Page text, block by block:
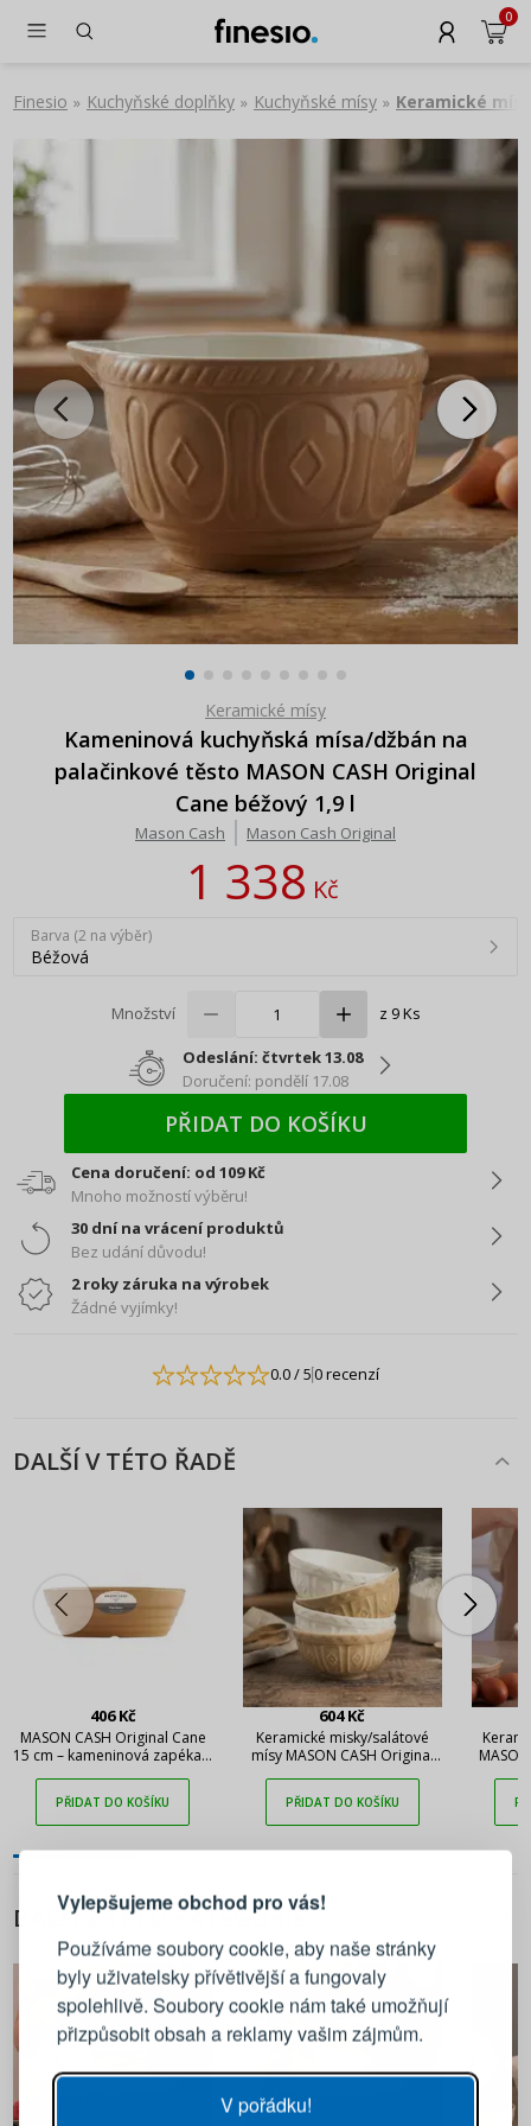
Vylepšujeme obchod pro vás!
Používáme soubory cookie, aby naše stránky
byly uživatelsky přívětivější a fungovaly
spolehlivě. Soubory cookie nám také umožňují
přizpůsobit obsah a reklamy vašim zájmům.
V pořádku!
0
Finesio » Kuchyňské doplňky » Kuchyňské mísy » Keramické mísy
Keramické mísy
Kameninová kuchyňská mísa/džbán na
palačinkové těsto MASON CASH Original
Cane béžový 1,9 l
Mason Cash Mason Cash Original
1 338Kč
Barva (2 na výběr)
Béžová
Množství z 9 Ks
Odeslání: čtvrtek 13.08
Doručení: pondělí 17.08
PŘIDAT DO KOŠÍKU
Cena doručení: od 109 Kč
Mnoho možností výběru!
30 dní na vrácení produktů
Bez udání důvodu!
2 roky záruka na výrobek
Žádné vyjímky!
0.0/ 50 recenzí
DALŠÍ V TÉTO ŘADĚ
406 Kč
MASON CASH Original Cane
15 cm – kameninová zapékací
PŘIDAT DO KOŠÍKU
604 Kč
Keramické misky/salátové
mísy MASON CASH Original
PŘIDAT DO KOŠÍKU
DALŠÍ Z TÉTO KATEGORIE
Přihlaste se ke svému účtu
Emailová adresa